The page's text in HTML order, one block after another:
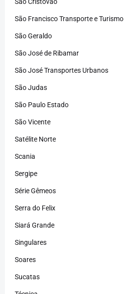
São Cristóvão
São Francisco Transporte e Turismo
São Geraldo
São José de Ribamar
São José Transportes Urbanos
São Judas
São Paulo Estado
São Vicente
Satélite Norte
Scania
Sergipe
Série Gêmeos
Serra do Felix
Siará Grande
Singulares
Soares
Sucatas